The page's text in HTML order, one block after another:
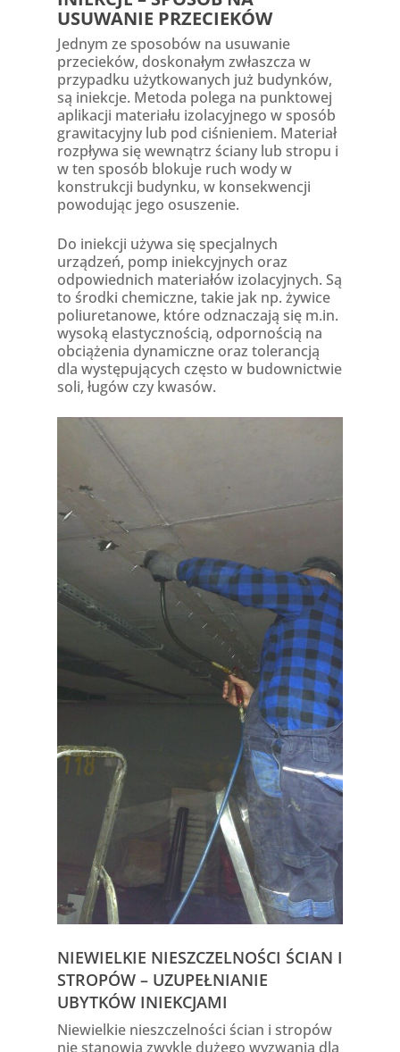
USUWANIE PRZECIEKÓW
Jednym ze sposobów na usuwanie
przecieków, doskonałym zwłaszcza w
przypadku użytkowanych już budynków,
są iniekcje. Metoda polega na punktowej
aplikacji materiału izolacyjnego w sposób
grawitacyjny lub pod ciśnieniem. Materiał
rozpływa się wewnątrz ściany lub stropu i
w ten sposób blokuje ruch wody w
konstrukcji budynku, w konsekwencji
powodując jego osuszenie.
Do iniekcji używa się specjalnych
urządzeń, pomp iniekcyjnych oraz
odpowiednich materiałów izolacyjnych. Są
to środki chemiczne, takie jak np. żywice
poliuretanowe, które odznaczają się m.in.
wysoką elastycznością, odpornością na
obciążenia dynamiczne oraz tolerancją
dla występujących często w budownictwie
soli, ługów czy kwasów.
NIEWIELKIE NIESZCZELNOŚCI ŚCIAN I
STROPÓW – UZUPEŁNIANIE
UBYTKÓW INIEKCJAMI
Niewielkie nieszczelności ścian i stropów
nie stanowią zwykle dużego wyzwania dla